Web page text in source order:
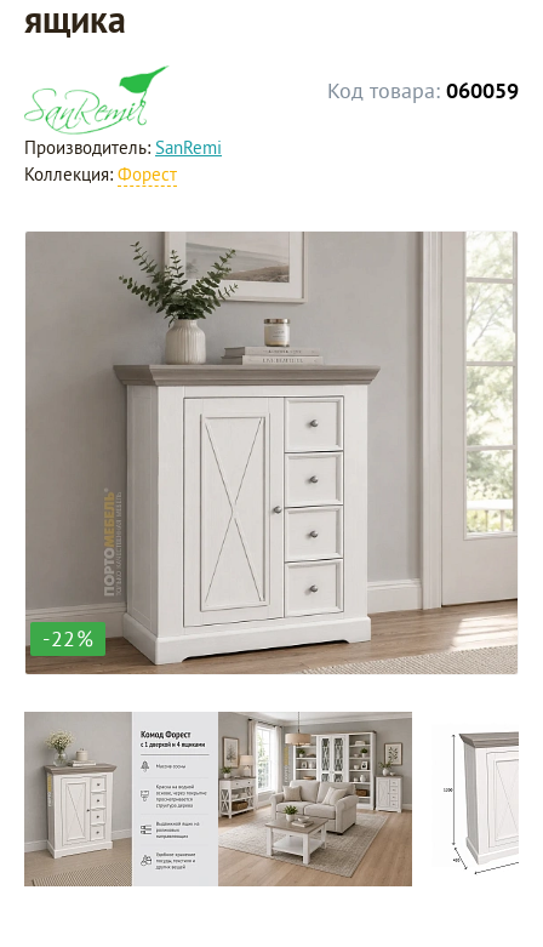
ящика
Код товара: 060059
Производитель: SanRemi
Коллекция: Форест
-22%